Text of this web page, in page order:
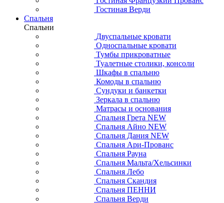
Гостиная Верди
Спальня
Спальни
Двуспальные кровати
Односпальные кровати
Тумбы прикроватные
Туалетные столики, консоли
Шкафы в спальню
Комоды в спальню
Сундуки и банкетки
Зеркала в спальню
Матрасы и основания
Спальня Грета NEW
Спальня Айно NEW
Спальня Дания NEW
Спальня Ари-Прованс
Спальня Рауна
Спальня Мальта/Хельсинки
Спальня Лебо
Спальня Скандия
Спальня ПЕННИ
Спальня Верди